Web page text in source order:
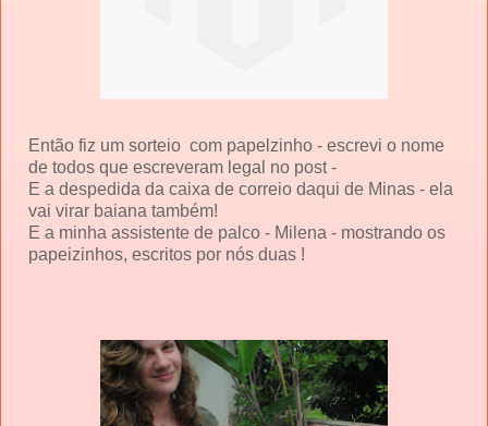
Então fiz um sorteio com papelzinho - escrevi o nome
de todos que escreveram legal no post -
E a despedida da caixa de correio daqui de Minas - ela
vai virar baiana também!
E a minha assistente de palco - Milena - mostrando os
papeizinhos, escritos por nós duas !